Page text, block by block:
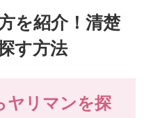
を紹介！清楚
す方法
ヤリマンを探